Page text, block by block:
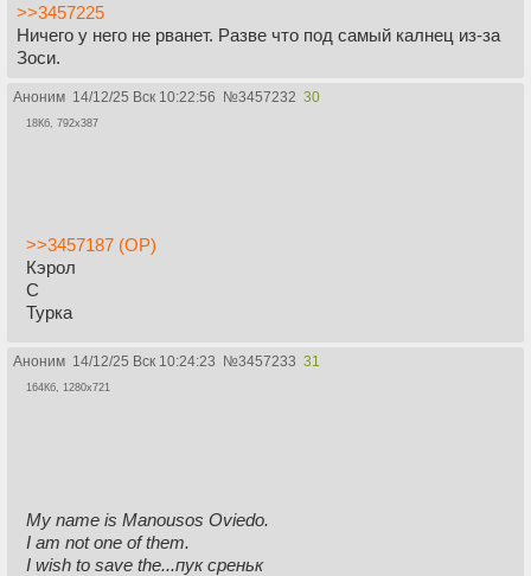
>>3457225
Ничего у него не рванет. Разве что под самый калнец из-за
Зоси.
Аноним 14/12/25 Вск 10:22:56 №3457232 30
18Кб, 792x387
>>3457187 (OP)
Кэрол
С
Турка
Аноним 14/12/25 Вск 10:24:23 №3457233 31
164Кб, 1280x721
My name is Manousos Oviedo.
I am not one of them.
I wish to save the...пук среньк